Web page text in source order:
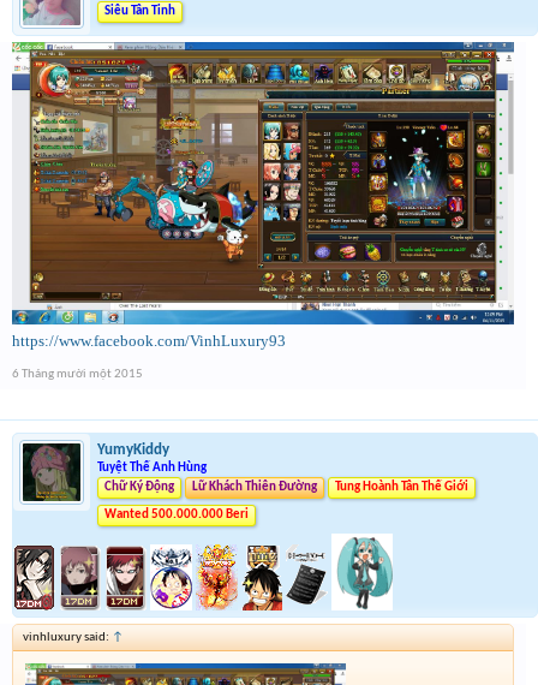
Siêu Tân Tinh
https://www.facebook.com/VinhLuxury93
6 Tháng mười một 2015
YumyKiddy
Tuyệt Thế Anh Hùng
Chữ Ký Động
Lữ Khách Thiên Đường Tung Hoành Tân Thế Giới
Wanted 500.000.000 Beri
vinhluxury said: ↑